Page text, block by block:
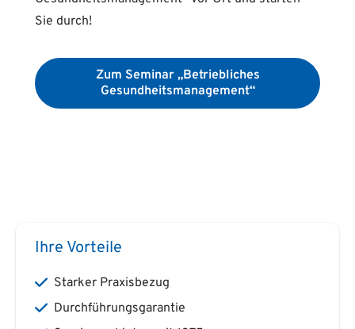
Sie durch!
Zum Seminar „Betriebliches
Gesundheitsmanagement“
Ihre Vorteile
Starker Praxisbezug
Durchführungsgarantie